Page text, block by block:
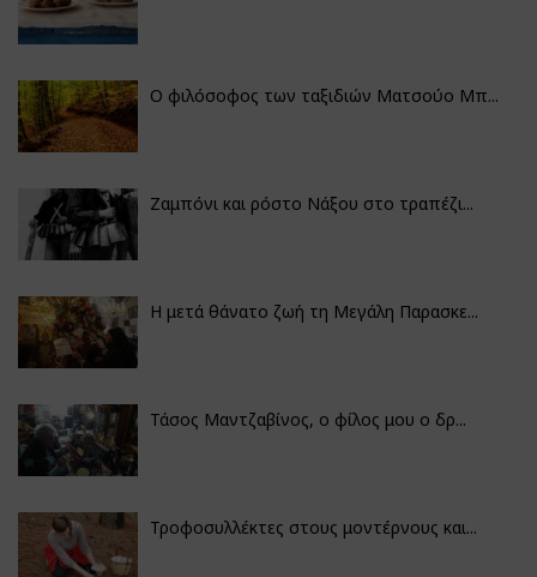
Ο φιλόσοφος των ταξιδιών Ματσούο Μπ...
Ζαμπόνι και ρόστο Νάξου στο τραπέζι...
Η μετά θάνατο ζωή τη Μεγάλη Παρασκε...
Τάσος Μαντζαβίνος, ο φίλος μου ο δρ...
Τροφοσυλλέκτες στους μοντέρνους και...